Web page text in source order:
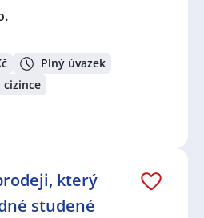
Plný úvazek
který
studené